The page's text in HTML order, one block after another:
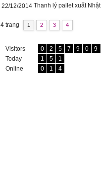
22/12/2014 Thanh lý pallet xuất Nhật
4 trang 1 2 3 4
Visitors 0 2 5 7 9 0 9
Today
1 5
1
Online
0 1 4